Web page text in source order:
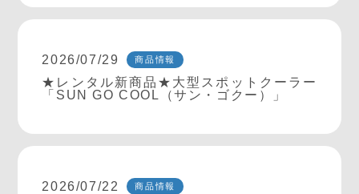
2026/07/29 商品情報
★レンタル新商品★大型スポットクーラー
「SUN GO COOL（サン・ゴクー）」
2026/07/22 商品情報